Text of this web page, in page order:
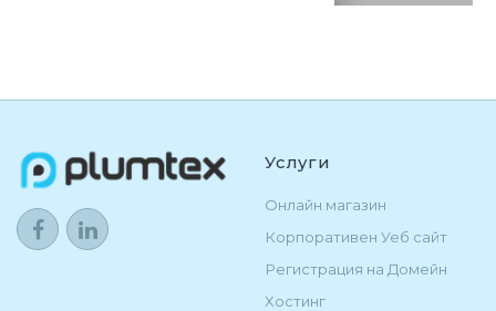
Услуги
Онлайн магазин
Корпоративен Уеб сайт
Регистрация на Домейн
Хостинг